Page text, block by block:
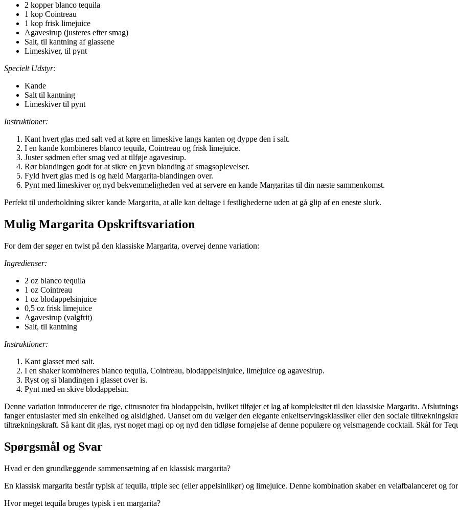
2 kopper blanco tequila
1 kop Cointreau
1 kop frisk limejuice
Agavesirup (justeres efter smag)
Salt, til kantning af glassene
Limeskiver, til pynt
Specielt Udstyr:
Kande
Salt til kantning
Limeskiver til pynt
Instruktioner:
Kant hvert glas med salt ved at køre en limeskive langs kanten og dyppe den i salt.
I en kande kombineres blanco tequila, Cointreau og frisk limejuice.
Juster sødmen efter smag ved at tilføje agavesirup.
Rør blandingen godt for at sikre en jævn blanding af smagsoplevelser.
Fyld hvert glas med is og hæld Margarita-blandingen over.
Pynt med limeskiver og nyd bekvemmeligheden ved at servere en kande Margaritas til din næste sammenkomst.
Perfekt til underholdning sikrer kande Margarita, at alle kan deltage i festlighederne uden at gå glip af en eneste slurk.
Mulig Margarita Opskriftsvariation
For dem der søger en twist på den klassiske Margarita, overvej denne variation:
Ingredienser:
2 oz blanco tequila
1 oz Cointreau
1 oz blodappelsinjuice
0,5 oz frisk limejuice
Agavesirup (valgfrit)
Salt, til kantning
Instruktioner:
Kant glasset med salt.
I en shaker kombineres blanco tequila, Cointreau, blodappelsinjuice, limejuice og agavesirup.
Ryst og si blandingen i glasset over is.
Pynt med en skive blodappelsin.
Denne variation introducerer de rige, citrusnoter fra blodappelsin, hvilket tilføjer et lag af kompleksitet til den klassiske Margarita.
fanger entusiaster med sin enkelhed og alsidighed. Uanset om du vælger den elegante enkeltservingsklassiker eller den sociale
tiltrækningskraft. Så kant dit glas, ryst noget magi op og nyd den tidløse fornøjelse af denne populære og velsmagende cocktail. Skål for
Spørgsmål og Svar
Hvad er den grundlæggende sammensætning af en klassisk margarita?
En klassisk margarita består typisk af tequila, triple sec (eller appelsinlikør) og limejuice. Denne kombination skaber en velafbalanceret og
Hvor meget tequila bruges typisk i en margarita?